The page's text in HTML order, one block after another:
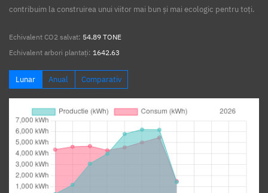
contribuim la construirea unui viitor mai bun și mai ecologic pentru toți.
Echivalent CO2 salvat: 54.89 TONE
Echivalent arbori plantați: 1642.63
Lunar Anual Comparativ